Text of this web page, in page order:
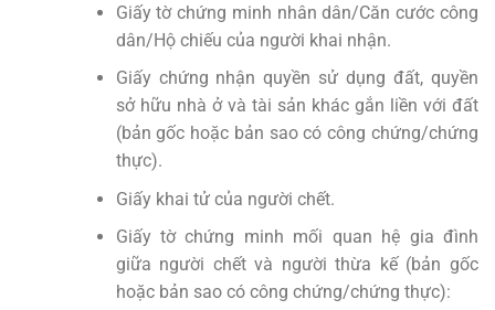
Giấy tờ chứng minh nhân dân/Căn cước công
dân/Hộ chiếu của người khai nhận.
Giấy chứng nhận quyền sử dụng đất, quyền
sở hữu nhà ở và tài sản khác gắn liền với đất
(bản gốc hoặc bản sao có công chứng/chứng
thực).
Giấy khai tử của người chết.
Giấy tờ chứng minh mối quan hệ gia đình
giữa người chết và người thừa kế (bản gốc
hoặc bản sao có công chứng/chứng thực):